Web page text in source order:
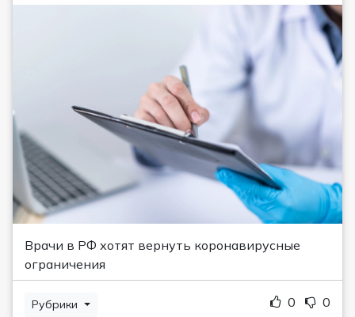
Врачи в РФ хотят вернуть коронавирусные
ограничения
Рубрики 0 0